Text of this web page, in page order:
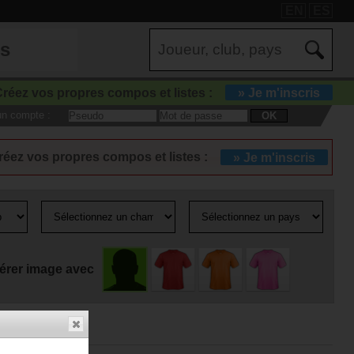
vos propres compos et listes : » Je m'inscris
compte : OK
vos propres compos et listes : » Je m'inscris
image avec